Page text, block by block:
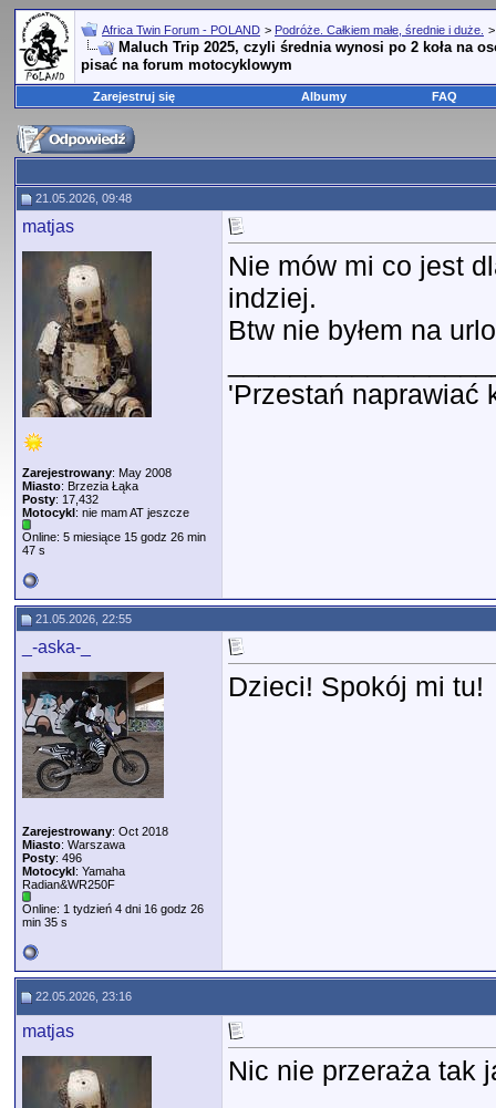
Africa Twin Forum - POLAND > Podróże. Całkiem małe, średnie i duże.
Maluch Trip 2025, czyli średnia wynosi po 2 koła na
pisać na forum motocyklowym
Zarejestruj się Albumy FAQ
21.05.2026, 09:48
matjas
Zarejestrowany: May 2008
Miasto: Brzezia Łąka
Posty: 17,432
Motocykl: nie mam AT jeszcze
Online: 5 miesiące 15 godz 26 min
47 s
Nie mów mi co jest
indziej.
Btw nie byłem na
'Przestań naprawiać
21.05.2026, 22:55
_-aska-_
Zarejestrowany: Oct 2018
Miasto: Warszawa
Posty: 496
Motocykl: Yamaha
Radian&WR250F
Online: 1 tydzień 4 dni 16 godz 26
min 35 s
Dzieci! Spokój mi tu!
22.05.2026, 23:16
matjas
Nic nie przeraża tak